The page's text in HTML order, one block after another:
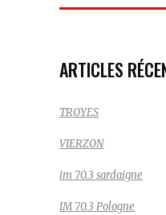
ARTICLES
TROYES
VIERZON
im 70.3 sardaigne
IM 70.3 Pologne